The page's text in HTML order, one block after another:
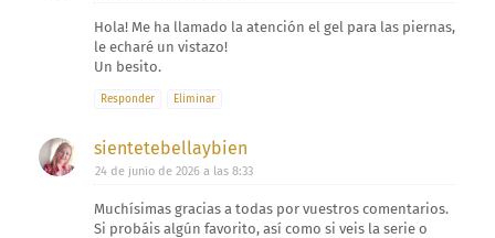
Hola! Me ha llamado la atención el gel para las piernas,
le echaré un vistazo!
Un besito.
Responder Eliminar
sientetebellaybien
24 de junio de 2026 a las 8:33
Muchísimas gracias a todas por vuestros comentarios.
Si probáis algún favorito, así como si veis la serie o